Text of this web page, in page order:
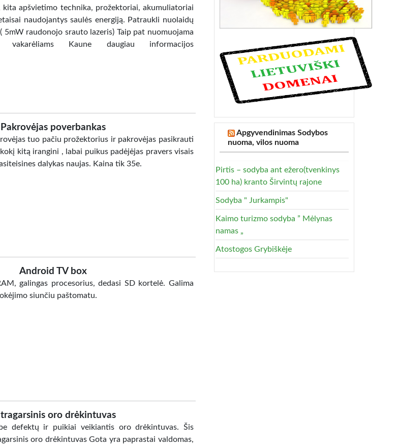
apšvietimo technika, prožektoriai, akumuliatoriai
naudojantys saulės energiją. Patraukli nuolaidų
5mW raudonojo srauto lazeris) Taip pat nuomuojama
vakarėliams Kaune daugiau informacijos
Pakrovėjas poverbankas
tuo pačiu prožektorius ir pakrovėjas pasikrauti
kitą irangini , labai puikus padėjėjas pravers visais
dalykas naujas. Kaina tik 35e.
Android TV box
galingas procesorius, dedasi SD kortelė. Galima
siunčiu paštomatu.
oro drėkintuvas
defektų ir puikiai veikiantis oro drėkintuvas. Šis
oro drėkintuvas Gota yra paprastai valdomas,
Apgyvendinimas Sodybos
nuoma, vilos nuoma
Pirtis – sodyba ant ežero(tvenkinys
100 ha) kranto Širvintų rajone
Sodyba " Jurkampis"
Kaimo turizmo sodyba ” Mėlynas
namas „
Atostogos Grybiškėje